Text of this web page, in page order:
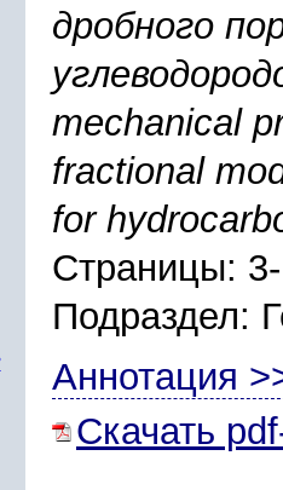
дробного
mechanical
fractional
for
Страницы:
Подраздел:
Аннотация
Скачать